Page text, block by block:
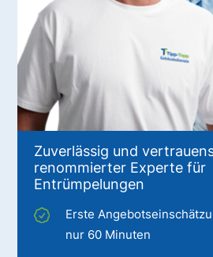
Zuverlässig und
renommierter Experte für
Entrümpelungen
Erste
nur 60 Minuten